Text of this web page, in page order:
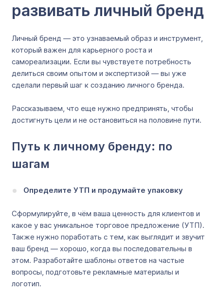
развивать личный бренд
Личный бренд — это узнаваемый образ и инструмент,
который важен для карьерного роста и
самореализации. Если вы чувствуете потребность
делиться своим опытом и экспертизой — вы уже
сделали первый шаг к созданию личного бренда.
Рассказываем, что еще нужно предпринять, чтобы
достигнуть цели и не остановиться на половине пути.
Путь к личному бренду: по
шагам
Определите УТП и продумайте упаковку
Сформулируйте, в чём ваша ценность для клиентов и
какое у вас уникальное торговое предложение (УТП).
Также нужно поработать с тем, как выглядит и звучит
ваш бренд — хорошо, когда вы последовательны в
этом. Разработайте шаблоны ответов на частые
вопросы, подготовьте рекламные материалы и
логотип.